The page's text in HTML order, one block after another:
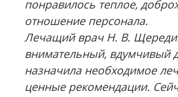
понравилось теплое,
отношение персонала.
Лечащий врач Н. В.
внимательный, вдумчивый
назначила необходимое
ценные рекомендации.